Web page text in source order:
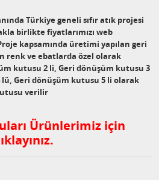
Türkiye geneli sıfır atık projesi
birlikte fiyatlarımızı web
kapsamında üretimi yapılan geri
renk ve ebatlarda özel olarak
kutusu 2 li, Geri dönüşüm kutusu 3
Geri dönüşüm kutusu 5 li olarak
verilir
Ürünlerimiz için